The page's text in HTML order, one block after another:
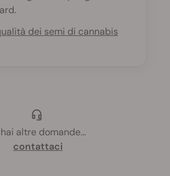
dei semi di cannabis
hai altre domande...
contattaci